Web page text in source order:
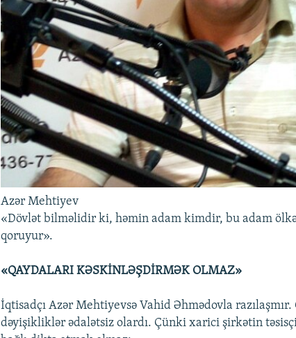
Azər Mehtiyev
«Dövlət bilməlidir ki, həmin adam kimdir, bu adam
qoruyur».
«QAYDALARI KƏSKİNLƏŞDİRMƏK OLMAZ»
İqtisadçı Azər Mehtiyevsə Vahid Əhmədovla
dəyişikliklər ədalətsiz olardı. Çünki xarici şirkətin